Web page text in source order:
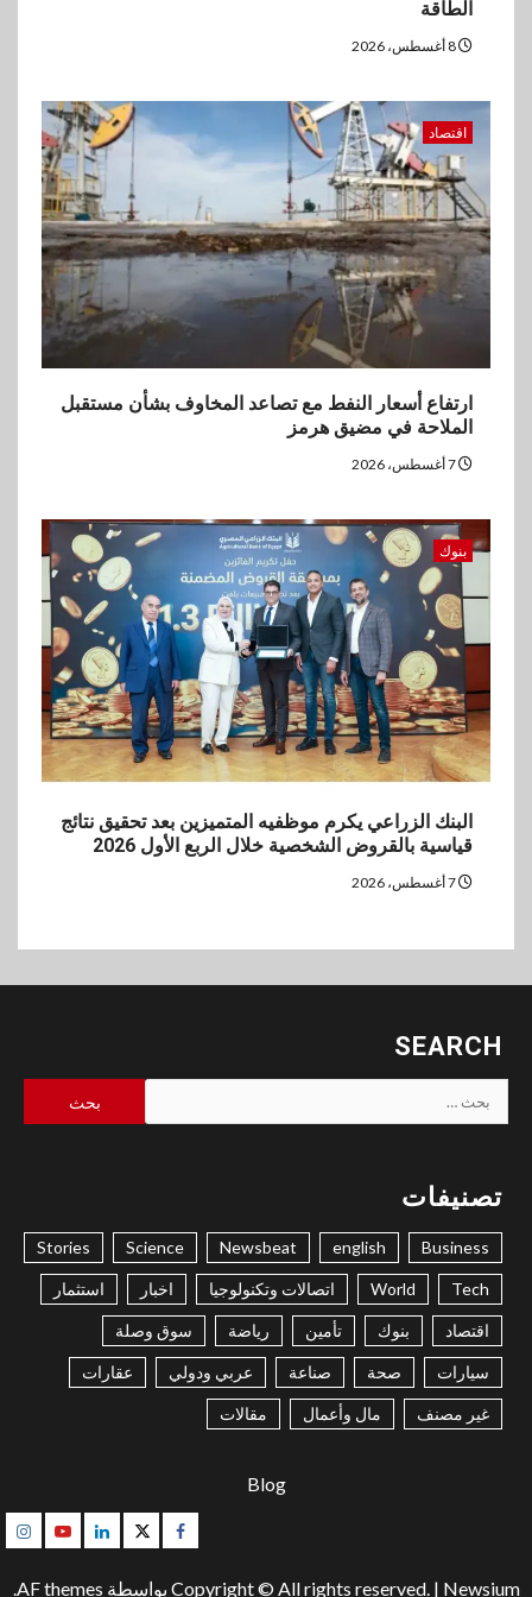
الطاقة
اقتصاد
ارتفاع أسعار النفط مع تصاعد المخاوف بشأن مستقبل
الملاحة في مضيق هرمز
بنوك
البنك الزراعي يكرم موظفيه المتميزين بعد تحقيق نتائج
قياسية بالقروض الشخصية خلال الربع الأول 2026
SEARCH
البحث
عن:
تصنيفات
Business
english
Newsbeat
Science
Stories
Tech
World اتصالات وتكنولوجيا اخبار استثمار
اقتصاد بنوك تأمين رياضة سوق وصلة
سيارات صحة صناعة عربي ودولي عقارات
غير مصنف مال وأعمال مقالات
Blog
Facebook
Twitter
Linkedin
Youtube
Copyright © All rights reserved. | Newsium بواسطة AF themes.